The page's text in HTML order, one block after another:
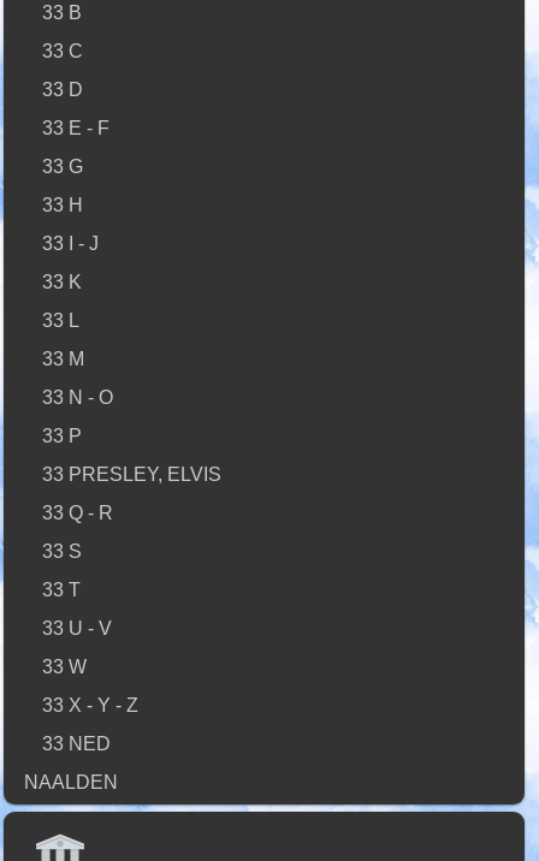
33 B
33 C
33 D
33 E - F
33 G
33 H
33 I - J
33 K
33 L
33 M
33 N - O
33 P
33 PRESLEY, ELVIS
33 Q - R
33 S
33 T
33 U - V
33 W
33 X - Y - Z
33 NED
NAALDEN